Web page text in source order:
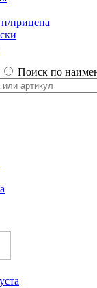
прицепа
Поиск по